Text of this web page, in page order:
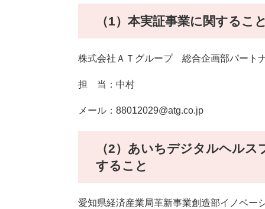
（1）本実証事業に関するこ
株式会社ＡＴグループ 総合企画部パート
担 当：中村
メール：88012029@atg.co.jp
（2）あいちデジタルヘル
すること
愛知県経済産業局革新事業創造部イノベー